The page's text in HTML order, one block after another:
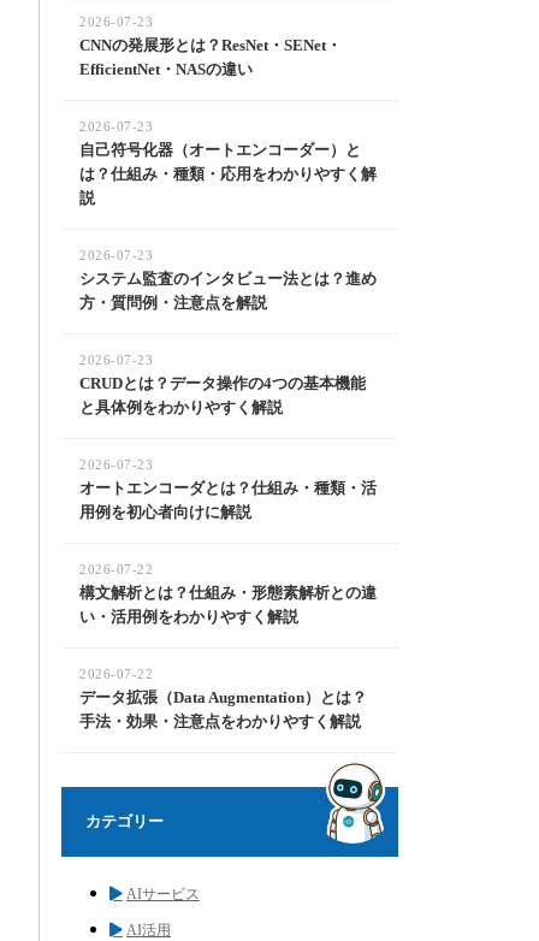
CNNの発展形とは？ResNet・SENet・
EfficientNet・NASの違い
2026-07-23
自己符号化器（オートエンコーダー）と
は？仕組み・種類・応用をわかりやすく解
説
2026-07-23
システム監査のインタビュー法とは？進め
方・質問例・注意点を解説
2026-07-23
CRUDとは？データ操作の4つの基本機能
と具体例をわかりやすく解説
2026-07-23
オートエンコーダとは？仕組み・種類・活
用例を初心者向けに解説
2026-07-23
構文解析とは？仕組み・形態素解析との違
い・活用例をわかりやすく解説
2026-07-22
データ拡張（Data Augmentation）とは？
手法・効果・注意点をわかりやすく解説
2026-07-22
カテゴリー
AIサービス
AI活用